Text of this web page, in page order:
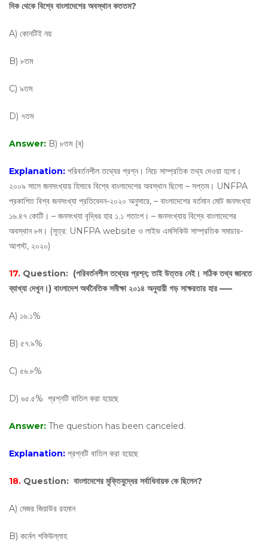
দিক থেকে বিশ্বে বাংলাদেশের অবস্থান কততম?
A) কোনটিই নয়
B) ৮তম
C) ৯তম
D) ৭তম
Answer: B) ৮তম (ব)
Explanation: পরিবর্তনশীল তথ্যের প্রশ্ন। নিচে সাম্প্রতিক তথ্য দেওয়া হলো।
২০০৯ সালে জনসংখ্যায় হিসাবে বিশ্বে বাংলাদেশের অবস্থান ছিলো – সপ্তম। UNFPA
প্রকাশিত বিশ্ব জনসংখ্যা প্রতিবেদন-২০২০ অনুসারে, – বাংলাদেশের বর্তমান মোট জনসংখ্যা
১৬.৪৭ কোটি। – জনসংখ্যা বৃদ্ধির হার ১.১ শতাংশ। – জনসংখ্যায় বিশ্বে বাংলাদেশের
অবস্থান ৮ম। (সূত্র: UNFPA website ও লাইভ এমসিকিউ সাম্প্রতিক সমাচার-
আগস্ট, ২০২০)
17. Question: (পরিবর্তনশীল তথ্যের প্রশ্ন; তাই উত্তর নেই। সঠিক তথ্য জানতে
ব্যাখ্যা দেখুন।) বাংলাদেশ অর্থনৈতিক সমীক্ষা ২০১৪ অনুযায়ী গড় সাক্ষরতার হার —–
A) ১৬.১%
B) ৫৭.৯%
C) ৫৬.৮%
D) ৬৫.৫% প্রশ্নটি বাতিল করা হয়েছে
Answer: The question has been canceled.
Explanation: প্রশ্নটি বাতিল করা হয়েছে
18. Question: বাংলাদেশের মুক্তিযুদ্ধের সর্বাধিনায়ক কে ছিলেন?
A) মেজর জিয়াউর রহমান
B) কর্নেল শফিউল্লাহ